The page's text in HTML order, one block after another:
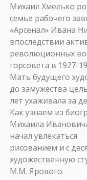
Михаил Хмелько
семье рабочего
«Арсенал» Ивана
впоследствии
революционных
горсовета в 1927-
Мать будущего
до замужества
лет ухаживала за
Как узнаем из
Михаила
начал увлекаться
рисованием и с
художественную
М.М. Ярового.